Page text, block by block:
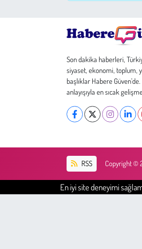
Son dakika haberleri,
siyaset, ekonomi, toplum,
başlıklar Habere
anlayışıyla en sıcak
RSS Copyright ©
En iyi site deneyimi
Günün İçinden
Hukuk